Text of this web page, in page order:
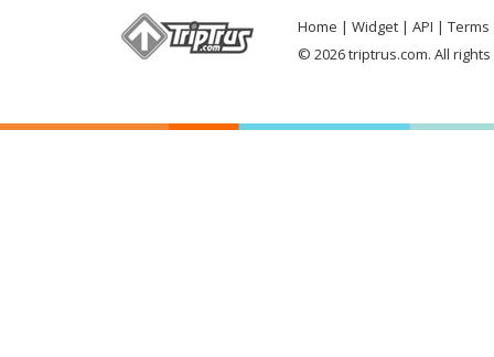
Home Widget API
Terms
© 2026 triptrus.com. All